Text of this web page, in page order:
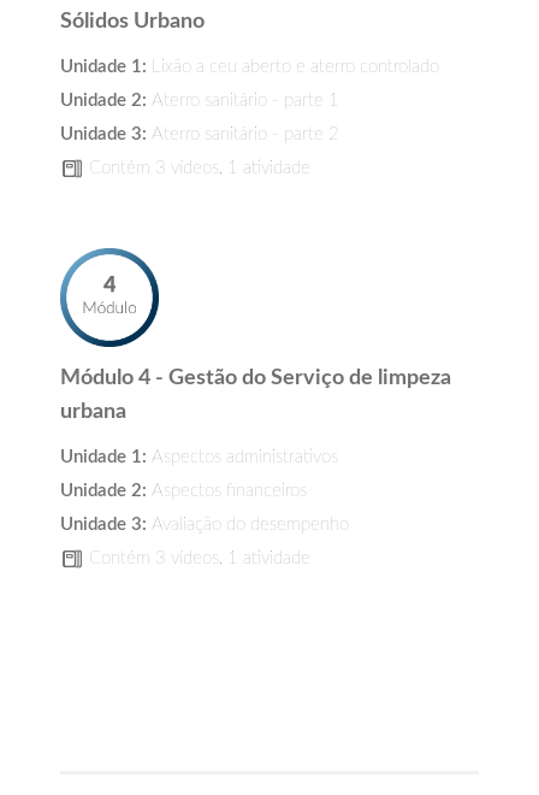
Sólidos Urbano
Unidade 1: Lixão a ceu aberto e aterro controlado
Unidade 2: Aterro sanitário - parte 1
Unidade 3: Aterro sanitário - parte 2
Contém 3 vídeos, 1 atividade
Módulo 4 - Gestão do Serviço de limpeza
urbana
Unidade 1: Aspectos administrativos
Unidade 2: Aspectos financeiros
Unidade 3: Avaliação do desempenho
Contém 3 vídeos, 1 atividade